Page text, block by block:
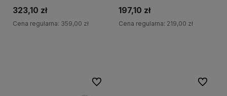
323,10 zł
Cena regularna: 359,00 zł
197,10 zł
Cena regularna: 219,00 zł
Do ulubionych Do